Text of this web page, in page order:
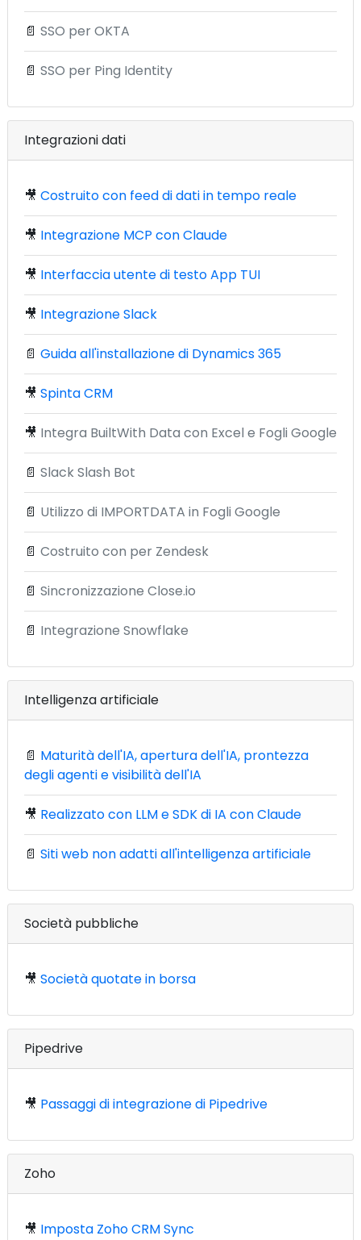
📄 SSO per OKTA
📄 SSO per Ping Identity
Integrazioni dati
🎥 Costruito con feed di dati in tempo reale
🎥 Integrazione MCP con Claude
🎥 Interfaccia utente di testo App TUI
🎥 Integrazione Slack
📄 Guida all'installazione di Dynamics 365
🎥 Spinta CRM
🎥 Integra BuiltWith Data con Excel e Fogli Google
📄 Slack Slash Bot
📄 Utilizzo di IMPORTDATA in Fogli Google
📄 Costruito con per Zendesk
📄 Sincronizzazione Close.io
📄 Integrazione Snowflake
Intelligenza artificiale
📄 Maturità dell'IA, apertura dell'IA, prontezza
degli agenti e visibilità dell'IA
🎥 Realizzato con LLM e SDK di IA con Claude
📄 Siti web non adatti all'intelligenza artificiale
Società pubbliche
🎥 Società quotate in borsa
Pipedrive
🎥 Passaggi di integrazione di Pipedrive
Zoho
🎥 Imposta Zoho CRM Sync